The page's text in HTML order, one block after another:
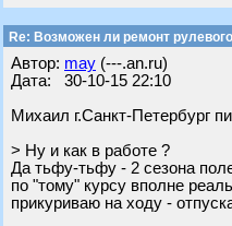
Re: Возможен ли ремонт
Автор: may (---.an.ru)
Дата: 30-10-15 22:10
Михаил г.Санкт-Петербург
> Ну и как в работе ?
Да тьфу-тьфу - 2 сезона
по "тому" курсу вполне
прикуриваю на ходу -